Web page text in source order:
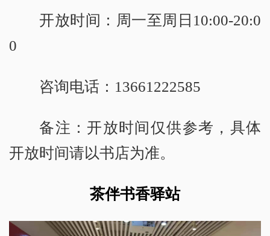
开放时间：周一至周日10:00-20:0
0
咨询电话：13661222585
备注：开放时间仅供参考，具体
开放时间请以书店为准。
茶伴书香驿站